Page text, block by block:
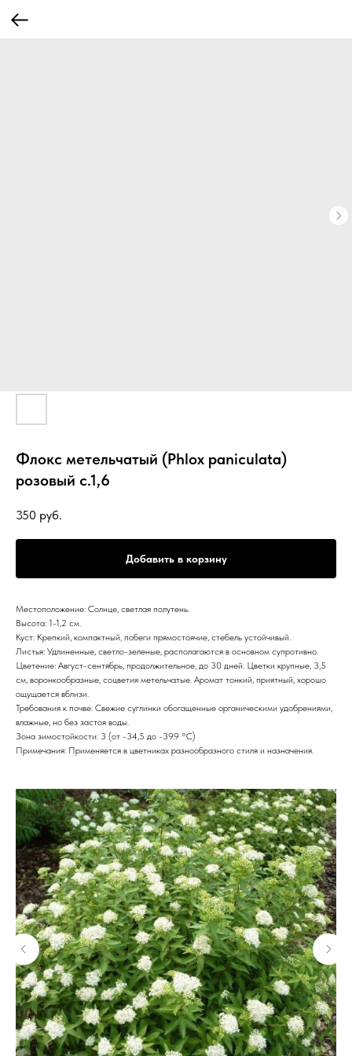
Флокс метельчатый (Phlox paniculata)
розовый с.1,6
350 руб.
Добавить в корзину
Местоположение: Солнце, светлая полутень.
Высота: 1-1,2 см.
Куст: Крепкий, компактный, побеги прямостоячие, стебель устойчивый.
Листья: Удлиненные, светло-зеленые, располагаются в основном супротивно.
Цветение: Август-сентябрь, продолжительное, до 30 дней. Цветки крупные, 3,5
см, воронкообразные, соцветия метельчатые. Аромат тонкий, приятный, хорошо
ощущается вблизи.
Требования к почве: Свежие суглинки обогащенные органическими удобрениями,
влажные, но без застоя воды.
Зона зимостойкости: 3 (от -34,5 до -39.9 °С)
Примечания: Применяется в цветниках разнообразного стиля и назначения.